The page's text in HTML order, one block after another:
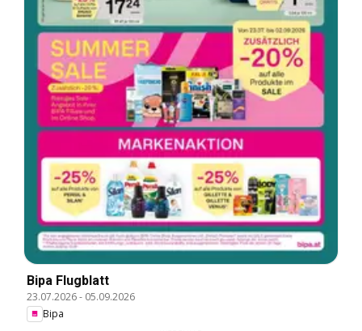
Bipa Flugblatt
23.07.2026- 05.09.2026
Bipa